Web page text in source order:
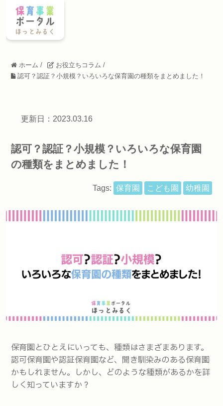
ホーム / お役立ちコラム /
認可？認証？小規模？いろいろな保育園の種類をまとめました！
更新日：2023.03.16
認可？認証？小規模？いろいろな保育園
の種類をまとめました！
Tags: 保育園 こども園 幼稚園
保育園とひとえにいっても、種類はさまざまあります。
認可保育園や認証保育園など、聞き馴染みのある保育園
かもしれません。しかし、どのような種類があるかを詳
しく知っていますか？